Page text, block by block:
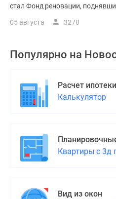
стал Фонд реновации,
05 августа 3278
Популярно на
Расчет
Калькулятор
Квартиры с 3д
Вид из окон